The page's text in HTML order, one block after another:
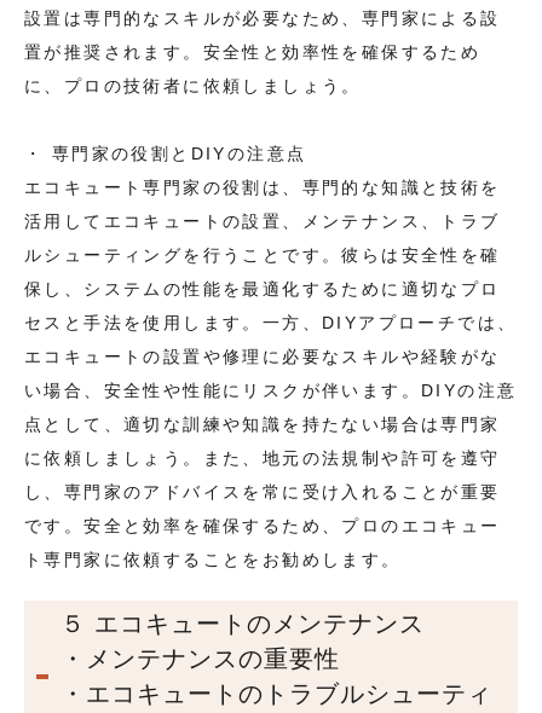
設置は専門的なスキルが必要なため、専門家による設
置が推奨されます。安全性と効率性を確保するため
に、プロの技術者に依頼しましょう。
・ 専門家の役割とDIYの注意点
エコキュート専門家の役割は、専門的な知識と技術を
活用してエコキュートの設置、メンテナンス、トラブ
ルシューティングを行うことです。彼らは安全性を確
保し、システムの性能を最適化するために適切なプロ
セスと手法を使用します。一方、DIYアプローチでは、
エコキュートの設置や修理に必要なスキルや経験がな
い場合、安全性や性能にリスクが伴います。DIYの注意
点として、適切な訓練や知識を持たない場合は専門家
に依頼しましょう。また、地元の法規制や許可を遵守
し、専門家のアドバイスを常に受け入れることが重要
です。安全と効率を確保するため、プロのエコキュー
ト専門家に依頼することをお勧めします。
５ エコキュートのメンテナンス
・メンテナンスの重要性
・エコキュートのトラブルシューティ